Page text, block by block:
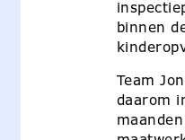
binnen
Team
daarom